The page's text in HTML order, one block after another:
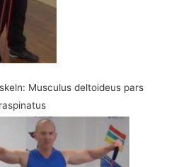
Musculus deltoideus pars